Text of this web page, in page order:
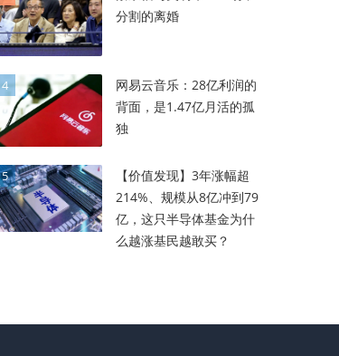
分割的离婚
4
网易云音乐：28亿利润的
背面，是1.47亿月活的孤
独
5
【价值发现】3年涨幅超
214%、规模从8亿冲到79
亿，这只半导体基金为什
么越涨基民越敢买？